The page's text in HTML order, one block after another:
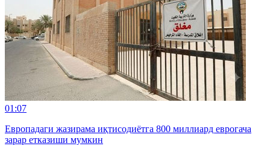
01:07
Европадаги жазирама иқтисодиётга 800 миллиард еврогача
зарар етказиши мумкин